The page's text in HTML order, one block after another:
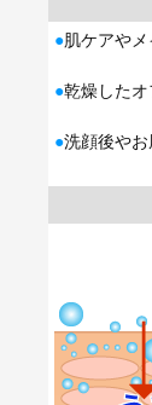
●肌ケアや
●乾燥した
●洗顔後や